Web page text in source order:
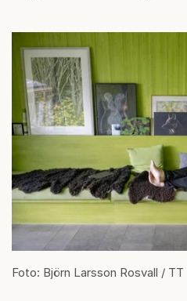
Foto: Björn Larsson Rosvall / TT